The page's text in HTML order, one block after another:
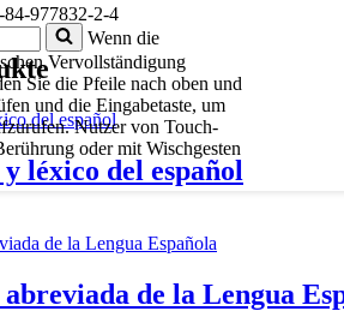
Wenn die
Vervollständigung
Sie die Pfeile nach oben und
und die Eingabetaste, um
Nutzer von Touch-
oder mit Wischgesten
84-977832-2-4
léxico del español
de la Lengua